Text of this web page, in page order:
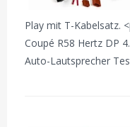
Play mit T-Kabelsatz.
Coupé R58 Hertz DP
Auto-Lautsprecher